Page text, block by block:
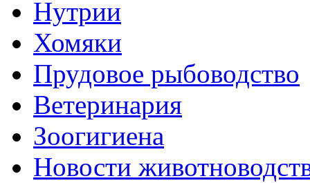
Нутрии
Хомяки
Прудовое рыбоводство
Ветеринария
Зоогигиена
Новости